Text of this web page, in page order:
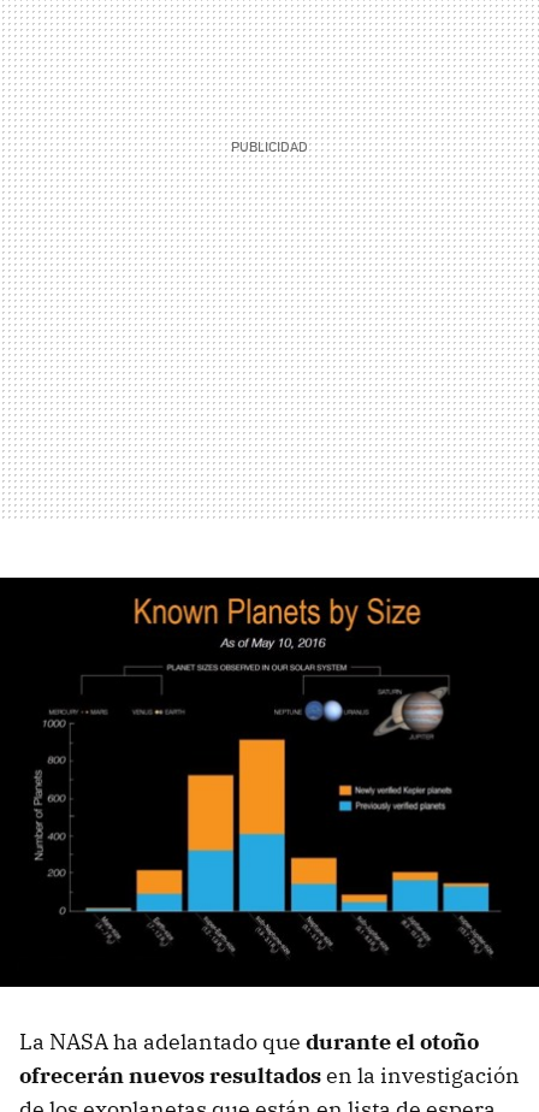
La NASA ha adelantado que durante el otoño
ofrecerán nuevos resultadosen la investigación